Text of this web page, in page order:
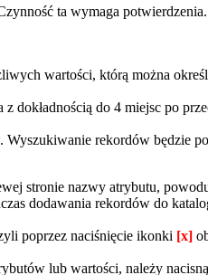
ta wymaga
wartości, którą można
dokładnością do 4 miejsc po
rekordów będzie
stronie nazwy atrybutu,
dodawania rekordów do
poprzez naciśnięcie ikonki [x]
lub wartości, należy